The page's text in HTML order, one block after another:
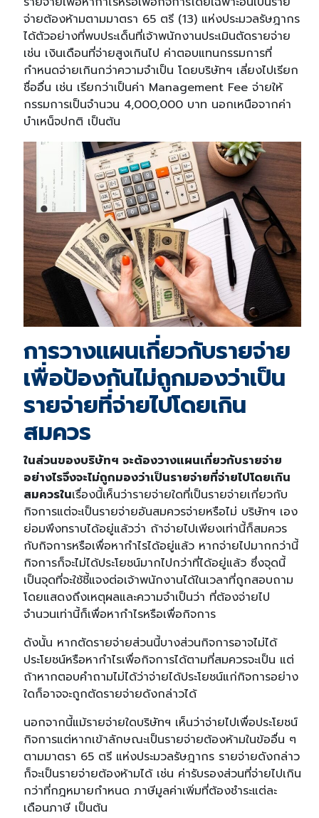
จ่ายต้องห้ามตามมาตรา 65 ตรี (13) แห่งประมวลรัษฎากร
ได้ตัวอย่างที่พบประเด็นที่เจ้าพนักงานประเมินตัดรายจ่าย
เช่น เงินเดือนที่จ่ายสูงเกินไป ค่าตอบแทนกรรมการที่
กำหนดจ่ายเกินกว่าความจำเป็น โดยบริษัทฯ เลี่ยงไปเรียก
ชื่ออื่น เช่น เรียกว่าเป็นค่า Management Feeจ่ายให้
กรรมการเป็นจำนวน 4,000,000 บาท นอกเหนือจากค่า
บำเหน็จปกติ เป็นต้น
การวางแผนเกี่ยวกับรายจ่าย
เพื่อป้องกันไม่ถูกมองว่าเป็น
รายจ่ายที่จ่ายไปโดยเกิน
สมควร
ในส่วนของบริษัทฯ จะต้องวางแผนเกี่ยวกับรายจ่าย
อย่างไรจึงจะไม่ถูกมองว่าเป็นรายจ่ายที่จ่ายไปโดยเกิน
สมควรในเรื่องนี้เห็นว่ารายจ่ายใดที่เป็นรายจ่ายเกี่ยวกับ
กิจการแต่จะเป็นรายจ่ายอันสมควรจ่ายหรือไม่ บริษัทฯ เอง
ย่อมพึงทราบได้อยู่แล้วว่า ถ้าจ่ายไปเพียงเท่านี้ก็สมควร
กับกิจการหรือเพื่อหากำไรได้อยู่แล้ว หากจ่ายไปมากกว่านี้
กิจการก็จะไม่ได้ประโยชน์มากไปกว่าที่ได้อยู่แล้ว ซึ่งจุดนี้
เป็นจุดที่จะใช้ชี้แจงต่อเจ้าพนักงานได้ในเวลาที่ถูกสอบถาม
โดยแสดงถึงเหตุผลและความจำเป็นว่า ที่ต้องจ่ายไป
จำนวนเท่านี้ก็เพื่อหากำไรหรือเพื่อกิจการ
ดังนั้น หากตัดรายจ่ายส่วนนี้บางส่วนกิจการอาจไม่ได้
ประโยชน์หรือหากำไรเพื่อกิจการได้ตามที่สมควรจะเป็น แต่
ถ้าหากตอบคำถามไม่ได้ว่าจ่ายได้ประโยชน์แก่กิจการอย่าง
ใดก็อาจจะถูกตัดรายจ่ายดังกล่าวได้
นอกจากนี้แม้รายจ่ายใดบริษัทฯ เห็นว่าจ่ายไปเพื่อประโยชน์
กิจการแต่หากเข้าลักษณะเป็นรายจ่ายต้องห้ามในข้ออื่น ๆ
ตามมาตรา 65 ตรี แห่งประมวลรัษฎากร รายจ่ายดังกล่าว
ก็จะเป็นรายจ่ายต้องห้ามได้ เช่น ค่ารับรองส่วนที่จ่ายไปเกิน
กว่าที่กฎหมายกำหนด ภาษีมูลค่าเพิ่มที่ต้องชำระแต่ละ
เดือนภาษี เป็นต้น